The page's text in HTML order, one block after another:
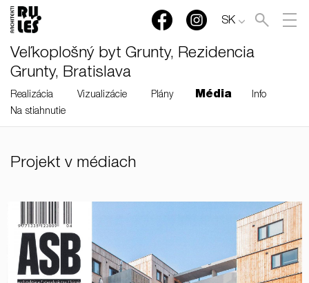
SK
Veľkoplošný byt Grunty, Rezidencia
Grunty, Bratislava
Realizácia Vizualizácie Plány Média
Info
Na stiahnutie
Projekt v médiach
37/B, 821 08 Bratislava,
© RULES, s.r.o.